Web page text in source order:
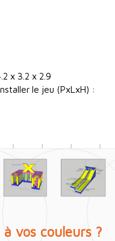
x 3.2 x 2.9
le jeu (PxLxH) :
vos couleurs ?